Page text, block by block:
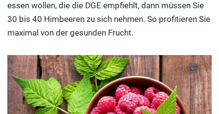
essen wollen, die die DGE empfiehlt, dann müssen Sie
30 bis 40 Himbeeren zu sich nehmen. So profitieren Sie
maximal von der gesunden Frucht.